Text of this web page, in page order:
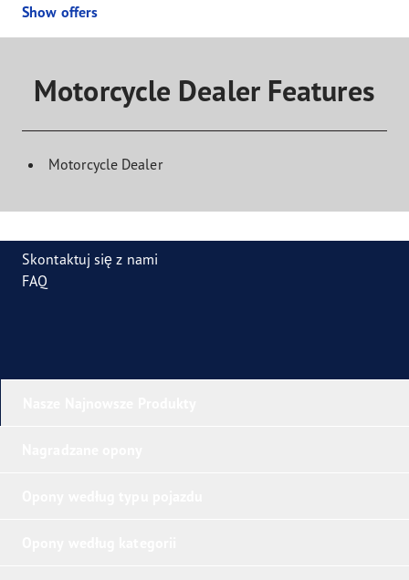
Show offers
Motorcycle Dealer Features
Motorcycle Dealer
Skontaktuj się z nami
FAQ